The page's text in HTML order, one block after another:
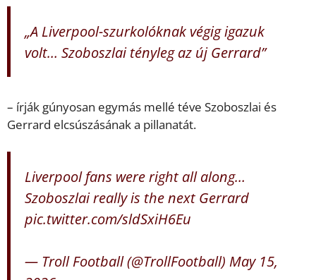
„A Liverpool-szurkolóknak végig igazuk
volt… Szoboszlai tényleg az új Gerrard”
– írják gúnyosan egymás mellé téve Szoboszlai és
Gerrard elcsúszásának a pillanatát.
Liverpool fans were right all along…
Szoboszlai really is the next Gerrard
pic.twitter.com/sldSxiH6Eu
— Troll Football (@TrollFootball) May 15,